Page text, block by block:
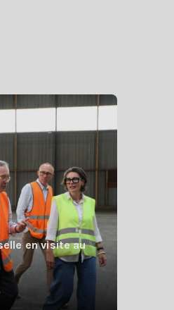
en visite au